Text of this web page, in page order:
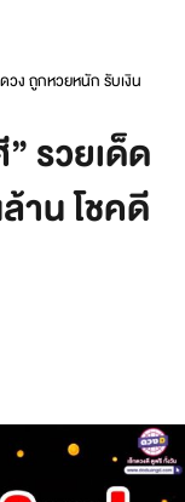
ง ถูกหวยหนัก รับเงิน
รวยเด็ด
าน โชคดี